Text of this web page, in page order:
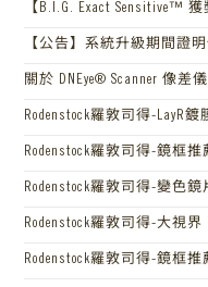
【B.I.G. Exact Sensitive™
【公告】系統升級期間證
關於 DNEye® Scanner 像差儀
Rodenstock羅敦司得-LayR
Rodenstock羅敦司得-鏡框推
Rodenstock羅敦司得-變色
Rodenstock羅敦司得-大視
Rodenstock羅敦司得-鏡框推